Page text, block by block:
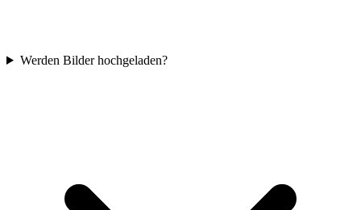
Werden Bilder hochgeladen?